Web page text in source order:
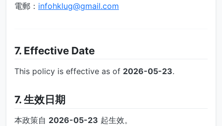
電郵： infohklug@gmail.com
7. Effective Date
This policy is effective as of 2026-05-23.
7. 生效日期
本政策自 2026-05-23 起生效。